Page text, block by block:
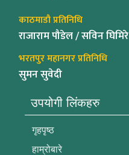
काठमाडौ प्रतिनिधि
राजाराम पौडेल / सविन घिमिरे
भरतपुर महानगर प्रतिनिधि
सुमन सुवेदी
उपयोगी लिंकहरु
गृहपृष्ठ
हाम्रोबारे